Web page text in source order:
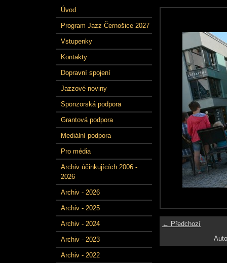
Úvod
Program Jazz Černošice 2027
Vstupenky
Kontakty
Dopravní spojení
Jazzové noviny
Sponzorská podpora
Grantová podpora
Mediální podpora
Pro média
Archiv účinkujících 2006 -
2026
Archiv - 2026
Archiv - 2025
Archiv - 2024
Archiv - 2023
Archiv - 2022
← Předchozí